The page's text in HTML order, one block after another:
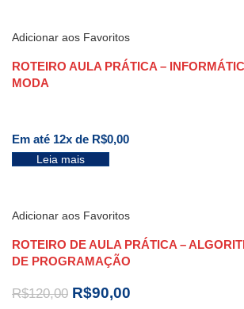
Adicionar aos Favoritos
ROTEIRO AULA PRÁTICA –
MODA
Em até 12x de R$0,00
Leia mais
Adicionar aos Favoritos
ROTEIRO DE AULA PRÁTICA –
DE PROGRAMAÇÃO
R$120,00 R$90,00